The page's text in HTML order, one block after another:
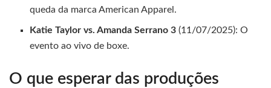
queda da marca American Apparel.
Katie Taylor vs. Amanda Serrano 3 (11/07/2025): O
evento ao vivo de boxe.
O que esperar das produções